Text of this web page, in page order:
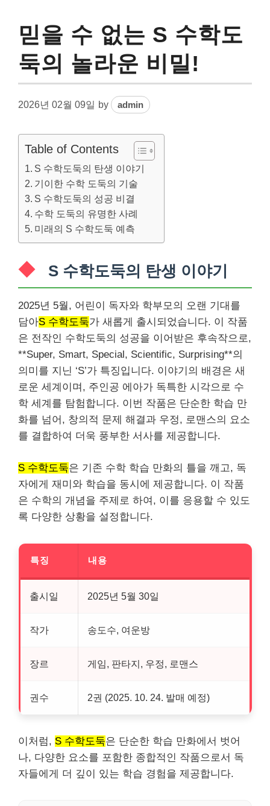
믿을 수 없는 S 수학도
둑의 놀라운 비밀!
2026년 02월 09일 by admin
Table of Contents
S 수학도둑의 탄생 이야기
기이한 수학 도둑의 기술
S 수학도둑의 성공 비결
수학 도둑의 유명한 사례
미래의 S 수학도둑 예측
S 수학도둑의 탄생 이야기
2025년 5월, 어린이 독자와 학부모의 오랜 기대를
담아S 수학도둑가 새롭게 출시되었습니다. 이 작품
은 전작인 수학도둑의 성공을 이어받은 후속작으로,
**Super, Smart, Special, Scientific, Surprising**의
의미를 지닌 ‘S’가 특징입니다. 이야기의 배경은 새
로운 세계이며, 주인공 에아가 독특한 시각으로 수
학 세계를 탐험합니다. 이번 작품은 단순한 학습 만
화를 넘어, 창의적 문제 해결과 우정, 로맨스의 요소
를 결합하여 더욱 풍부한 서사를 제공합니다.
S 수학도둑은 기존 수학 학습 만화의 틀을 깨고, 독
자에게 재미와 학습을 동시에 제공합니다. 이 작품
은 수학의 개념을 주제로 하여, 이를 응용할 수 있도
록 다양한 상황을 설정합니다.
특징 내용
출시일 2025년 5월 30일
작가 송도수, 여운방
장르 게임, 판타지, 우정, 로맨스
권수 2권 (2025. 10. 24. 발매 예정)
이처럼, S 수학도둑은 단순한 학습 만화에서 벗어
나, 다양한 요소를 포함한 종합적인 작품으로서 독
자들에게 더 깊이 있는 학습 경험을 제공합니다.